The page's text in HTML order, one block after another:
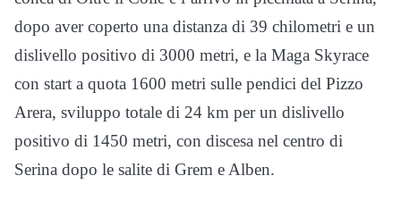
dopo aver coperto una distanza di 39 chilometri e un
dislivello positivo di 3000 metri, e la Maga Skyrace
con start a quota 1600 metri sulle pendici del Pizzo
Arera, sviluppo totale di 24 km per un dislivello
positivo di 1450 metri, con discesa nel centro di
Serina dopo le salite di Grem e Alben.